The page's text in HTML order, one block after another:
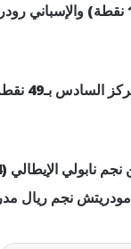
مانشستر سيتي سيتي الإنجليزي، البلجيكي كيفن
ونال